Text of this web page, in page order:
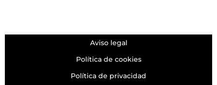
Aviso legal
Política de cookies
Política de privacidad